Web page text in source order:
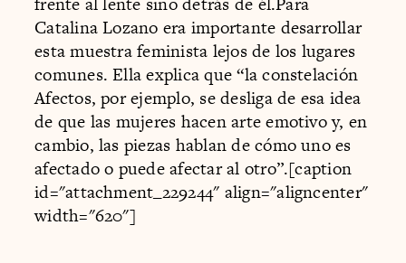
Catalina Lozano era importante desarrollar
esta muestra feminista lejos de los lugares
comunes. Ella explica que “la constelación
Afectos, por ejemplo, se desliga de esa idea
de que las mujeres hacen arte emotivo y, en
cambio, las piezas hablan de cómo uno es
afectado o puede afectar al otro”.[caption
id="attachment_229244" align="aligncenter"
width="620"]